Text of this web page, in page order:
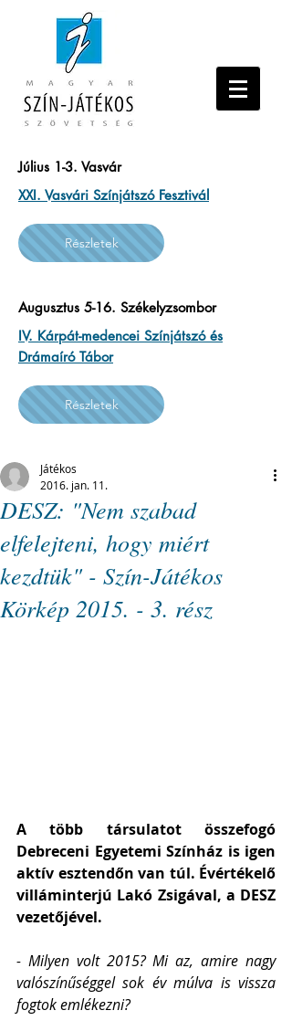
Július 1-3. Vasvár
XXI. Vasvári Színjátszó Fesztivál
Részletek
Augusztus 5-16. Székelyzsombor
IV. Kárpát-medencei Színjátszó és
Drámaíró Tábor
Részletek
DESZ: "Nem szabad
elfelejteni, hogy miért
kezdtük" - Szín-Játékos
Körkép 2015. - 3. rész
Játékos
2016. jan. 11.
A több társulatot összefogó
Debreceni Egyetemi Színház is igen
aktív esztendőn van túl. Évértékelő
villáminterjú Lakó Zsigával, a DESZ
vezetőjével.
- Milyen volt 2015? Mi az, amire nagy
valószínűséggel sok év múlva is vissza
fogtok emlékezni?